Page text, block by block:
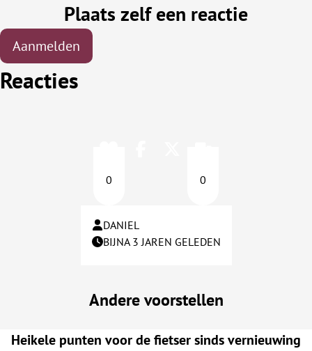
Plaats zelf een reactie
Aanmelden
Reacties
0 0
DANIEL
BIJNA 3 JAREN GELEDEN
Andere voorstellen
Heikele punten voor de fietser sinds vernieuwing